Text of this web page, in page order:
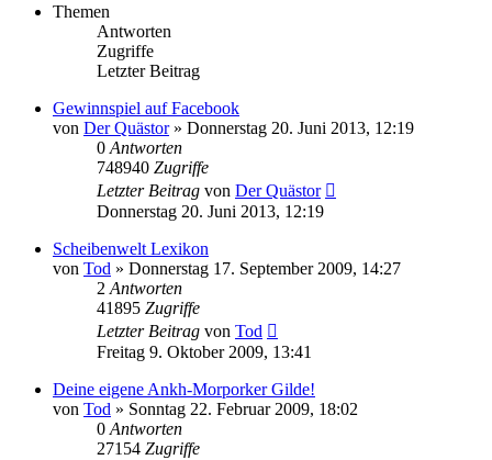
Themen
Antworten
Zugriffe
Letzter Beitrag
Gewinnspiel auf Facebook
von Der Quästor» Donnerstag 20. Juni 2013, 12:19
0 Antworten
748940 Zugriffe
Letzter Beitrag von Der Quästor
Donnerstag 20. Juni 2013, 12:19
Scheibenwelt Lexikon
von Tod » Donnerstag 17. September 2009, 14:27
2 Antworten
41895 Zugriffe
Letzter Beitrag von Tod
Freitag 9. Oktober 2009, 13:41
Deine eigene Ankh-Morporker Gilde!
von Tod » Sonntag 22. Februar 2009, 18:02
0 Antworten
27154 Zugriffe